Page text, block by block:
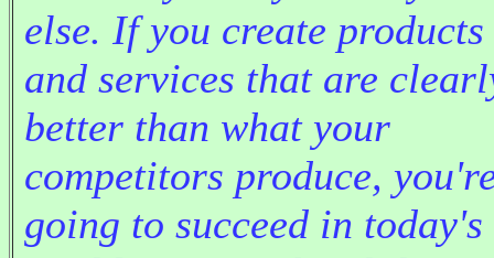
else. If you create products
and services that are
better than what your
competitors produce,
going to succeed in today's